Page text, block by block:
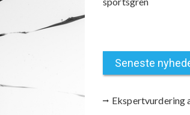
Seneste
Ekspertvurdering